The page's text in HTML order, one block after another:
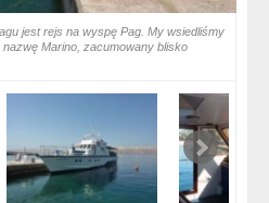
jest rejs na wyspę Pag. My wsiedliśmy
Marino, zacumowany blisko